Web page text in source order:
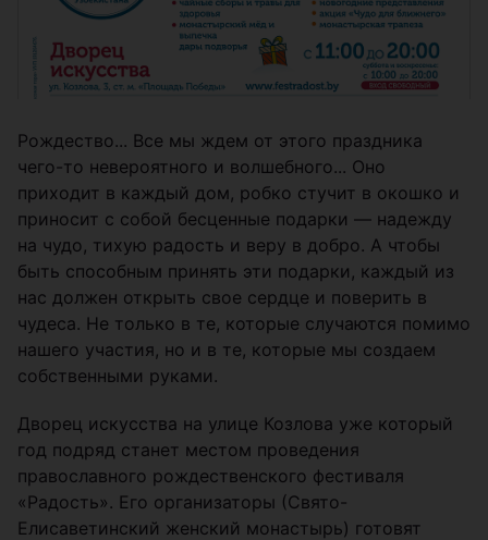
Рождество... Все мы ждем от этого праздника
чего-то невероятного и волшебного... Оно
приходит в каждый дом, робко стучит в окошко и
приносит с собой бесценные подарки — надежду
на чудо, тихую радость и веру в добро. А чтобы
быть способным принять эти подарки, каждый из
нас должен открыть свое сердце и поверить в
чудеса. Не только в те, которые случаются помимо
нашего участия, но и в те, которые мы создаем
собственными руками.
Дворец искусства на улице Козлова уже который
год подряд станет местом проведения
православного рождественского фестиваля
«Радость». Его организаторы (Свято-
Елисаветинский женский монастырь) готовят